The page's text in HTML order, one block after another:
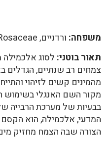
משפחה: ורדניים, Rosaceae
תאור בוטני:
צמחים רב שנתיים, הגדלים
מהמינים קשים לזיהוי
מקור השם האנגלי בשימוש
בבעיות של מערכת
המדעי, אלכמילה, הוא
הצורה שבה הצמח מחזיק